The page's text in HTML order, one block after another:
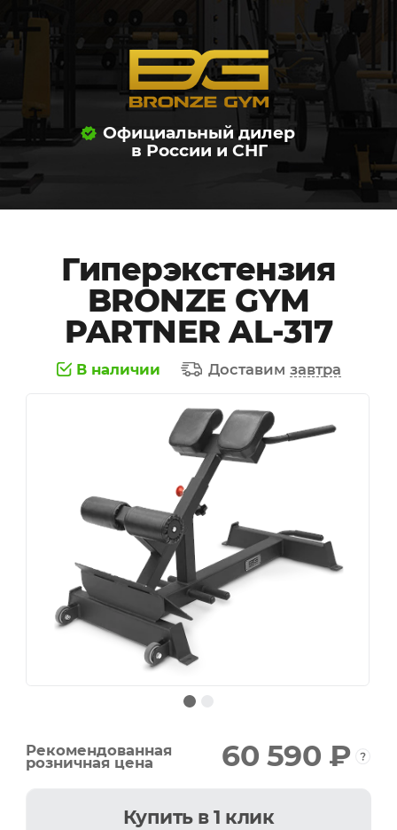
Официальный дилер
в России и СНГ
Гиперэкстензия
BRONZE GYM
PARTNER AL-317
В наличии Доставим завтра
Рекомендованная
розничная цена 60 590 ₽
Купить в 1 клик